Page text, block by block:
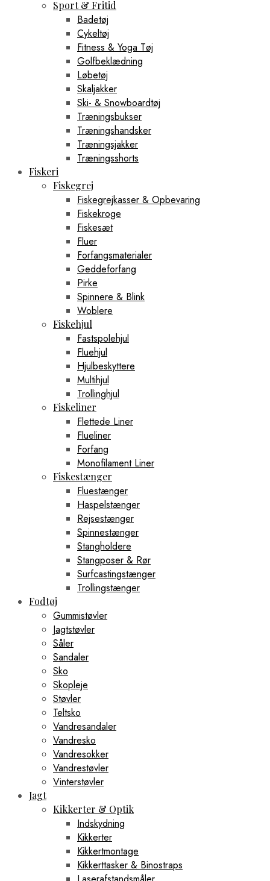
Sport & Fritid
Badetøj
Cykeltøj
Fitness & Yoga Tøj
Golfbeklædning
Løbetøj
Skaljakker
Ski- & Snowboardtøj
Træningsbukser
Træningshandsker
Træningsjakker
Træningsshorts
Fiskeri
Fiskegrej
Fiskegrejkasser & Opbevaring
Fiskekroge
Fiskesæt
Fluer
Forfangsmaterialer
Geddeforfang
Pirke
Spinnere & Blink
Woblere
Fiskehjul
Fastspolehjul
Fluehjul
Hjulbeskyttere
Multihjul
Trollinghjul
Fiskeliner
Flettede Liner
Flueliner
Forfang
Monofilament Liner
Fiskestænger
Fluestænger
Haspelstænger
Rejsestænger
Spinnestænger
Stangholdere
Stangposer & Rør
Surfcastingstænger
Trollingstænger
Fodtøj
Gummistøvler
Jagtstøvler
Såler
Sandaler
Sko
Skopleje
Støvler
Teltsko
Vandresandaler
Vandresko
Vandresokker
Vandrestøvler
Vinterstøvler
Jagt
Kikkerter & Optik
Indskydning
Kikkerter
Kikkertmontage
Kikkerttasker & Binostraps